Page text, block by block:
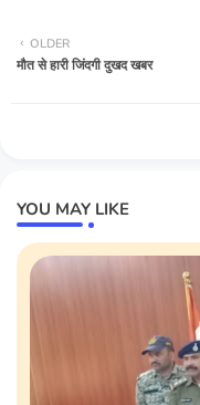
OLDER
मौत से हारी जिंदगी दुखद खबर
YOU MAY LIKE